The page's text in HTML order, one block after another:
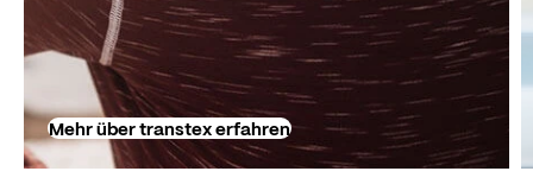
Mehr über transtex erfahren